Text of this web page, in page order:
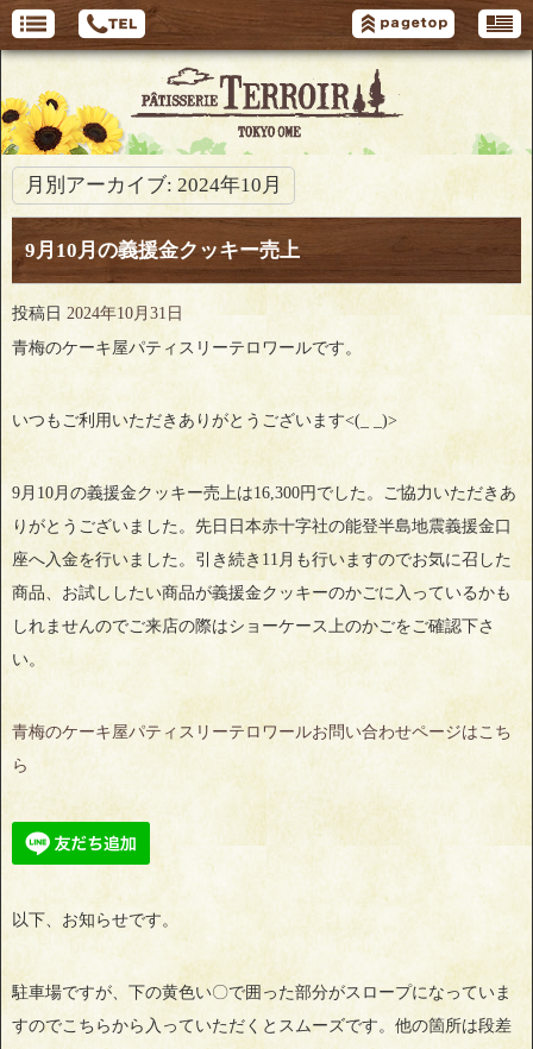
月別アーカイブ: 2024年10月
9月10月の義援金クッキー売上
投稿日 2024年10月31日
青梅のケーキ屋パティスリーテロワールです。
いつもご利用いただきありがとうございます<(_ _)>
9月10月の義援金クッキー売上は16,300円でした。ご協力いただきあ
りがとうございました。先日日本赤十字社の能登半島地震義援金口
座へ入金を行いました。引き続き11月も行いますのでお気に召した
商品、お試ししたい商品が義援金クッキーのかごに入っているかも
しれませんのでご来店の際はショーケース上のかごをご確認下さ
い。
青梅のケーキ屋パティスリーテロワールお問い合わせページはこち
ら
以下、お知らせです。
駐車場ですが、下の黄色い〇で囲った部分がスロープになっていま
すのでこちらから入っていただくとスムーズです。他の箇所は段差